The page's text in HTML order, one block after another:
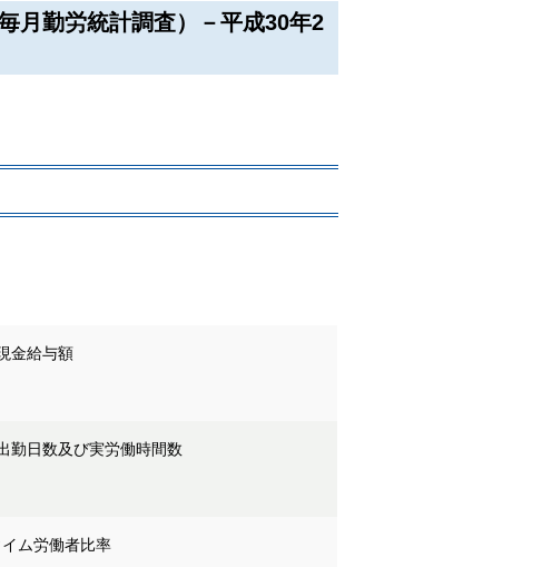
月勤労統計調査）－平成30年2
金給与額
勤日数及び実労働時間数
ム労働者比率